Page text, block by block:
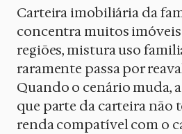
Carteira imobiliária da
concentra muitos
regiões, mistura uso
raramente passa por
Quando o cenário muda,
que parte da carteira não
renda compatível com o